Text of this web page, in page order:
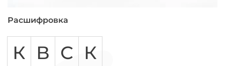
Расшифровка
К В С К